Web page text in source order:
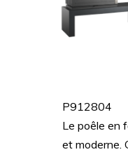
P912804
Le poêle en
et moderne.